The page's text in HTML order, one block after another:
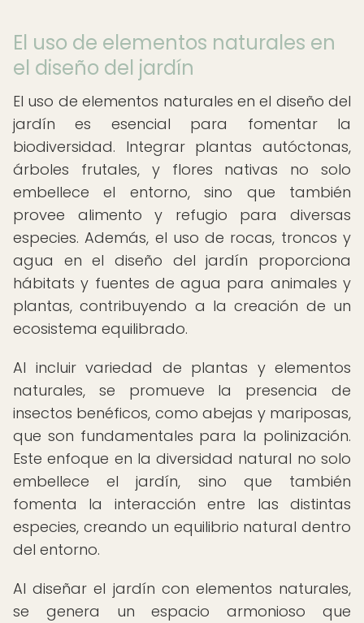
El uso de elementos naturales en
el diseño del jardín
El uso de elementos naturales en el diseño del
jardín es esencial para fomentar la
biodiversidad. Integrar plantas autóctonas,
árboles frutales, y flores nativas no solo
embellece el entorno, sino que también
provee alimento y refugio para diversas
especies. Además, el uso de rocas, troncos y
agua en el diseño del jardín proporciona
hábitats y fuentes de agua para animales y
plantas, contribuyendo a la creación de un
ecosistema equilibrado.
Al incluir variedad de plantas y elementos
naturales, se promueve la presencia de
insectos benéficos, como abejas y mariposas,
que son fundamentales para la polinización.
Este enfoque en la diversidad natural no solo
embellece el jardín, sino que también
fomenta la interacción entre las distintas
especies, creando un equilibrio natural dentro
del entorno.
Al diseñar el jardín con elementos naturales,
se genera un espacio armonioso que